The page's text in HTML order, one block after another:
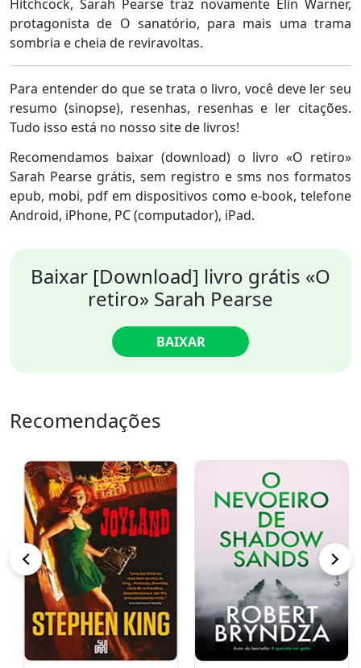
Hitchcock, Sarah Pearse traz novamente Elin Warner,
protagonista de O sanatório, para mais uma trama
sombria e cheia de reviravoltas.
Para entender do que se trata o livro, você deve ler seu
resumo (sinopse), resenhas, resenhas e ler citações.
Tudo isso está no nosso site de livros!
Recomendamos baixar (download) o livro «O retiro»
Sarah Pearse grátis, sem registro e sms nos formatos
epub, mobi, pdf em dispositivos como e-book, telefone
Android, iPhone, PC (computador), iPad.
Baixar [Download] livro grátis «O
retiro» Sarah Pearse
BAIXAR
Recomendações